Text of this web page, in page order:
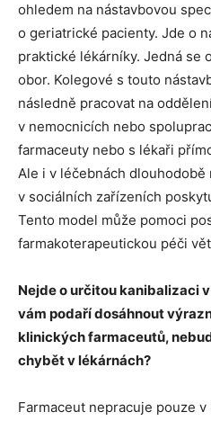
ohledem na nástavbovou
o geriatrické pacienty. Jde o
praktické lékárníky. Jedná se
obor. Kolegové s touto
následně pracovat na
v nemocnicích nebo
farmaceuty nebo s lékaři
Ale i v léčebnách dlouhodobě
v sociálních zařízeních
Tento model může pomoci
farmakoterapeutickou péči
Nejde o určitou kanibalizaci
vám podaří dosáhnout
klinických farmaceutů,
chybět v lékárnách?
Farmaceut nepracuje pouze